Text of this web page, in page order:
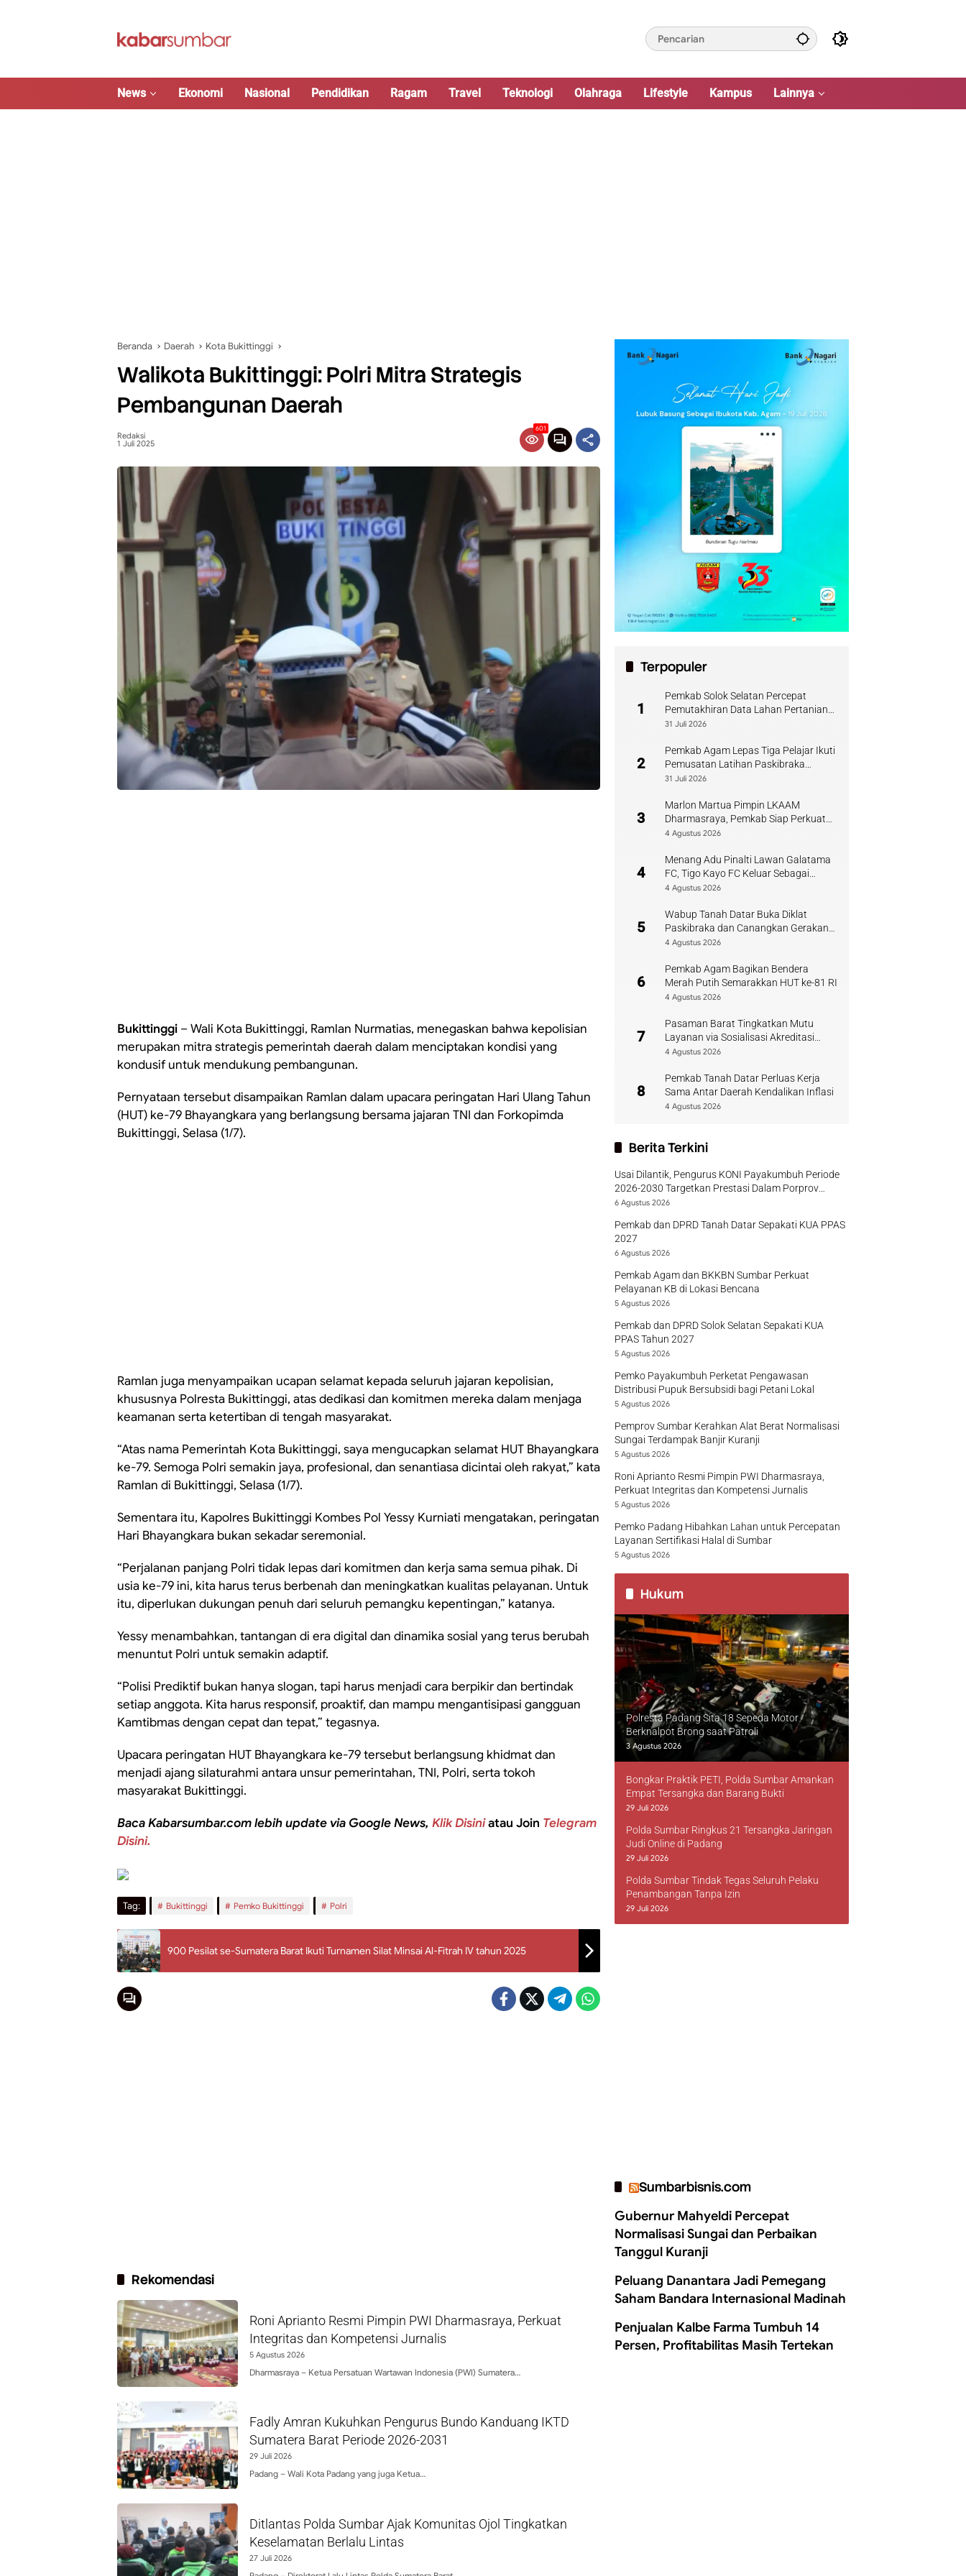
News Ekonomi Nasional Pendidikan Ragam Travel Teknologi Olahraga Lifestyle Kampus Lainnya
Beranda Daerah Kota Bukittinggi
Walikota Bukittinggi: Polri Mitra Strategis
Pembangunan Daerah
Redaksi
1 Juli 2025
601
Bukittinggi – Wali Kota Bukittinggi, Ramlan Nurmatias, menegaskan bahwa kepolisian
merupakan mitra strategis pemerintah daerah dalam menciptakan kondisi yang
kondusif untuk mendukung pembangunan.
Pernyataan tersebut disampaikan Ramlan dalam upacara peringatan Hari Ulang Tahun
(HUT) ke-79 Bhayangkara yang berlangsung bersama jajaran TNI dan Forkopimda
Bukittinggi, Selasa (1/7).
Ramlan juga menyampaikan ucapan selamat kepada seluruh jajaran kepolisian,
khususnya Polresta Bukittinggi, atas dedikasi dan komitmen mereka dalam menjaga
keamanan serta ketertiban di tengah masyarakat.
“Atas nama Pemerintah Kota Bukittinggi, saya mengucapkan selamat HUT Bhayangkara
ke-79. Semoga Polri semakin jaya, profesional, dan senantiasa dicintai oleh rakyat,” kata
Ramlan di Bukittinggi, Selasa (1/7).
Sementara itu, Kapolres Bukittinggi Kombes Pol Yessy Kurniati mengatakan, peringatan
Hari Bhayangkara bukan sekadar seremonial.
“Perjalanan panjang Polri tidak lepas dari komitmen dan kerja sama semua pihak. Di
usia ke-79 ini, kita harus terus berbenah dan meningkatkan kualitas pelayanan. Untuk
itu, diperlukan dukungan penuh dari seluruh pemangku kepentingan,” katanya.
Yessy menambahkan, tantangan di era digital dan dinamika sosial yang terus berubah
menuntut Polri untuk semakin adaptif.
“Polisi Prediktif bukan hanya slogan, tapi harus menjadi cara berpikir dan bertindak
setiap anggota. Kita harus responsif, proaktif, dan mampu mengantisipasi gangguan
Kamtibmas dengan cepat dan tepat,” tegasnya.
Upacara peringatan HUT Bhayangkara ke-79 tersebut berlangsung khidmat dan
menjadi ajang silaturahmi antara unsur pemerintahan, TNI, Polri, serta tokoh
masyarakat Bukittinggi.
Baca Kabarsumbar.com lebih update via Google News, Klik Disiniatau Join Telegram
Disini.
Tag: Bukittinggi Pemko Bukittinggi Polri
900 Pesilat se-Sumatera Barat Ikuti Turnamen Silat Minsai Al-Fitrah IV tahun 2025
Rekomendasi
Roni Aprianto Resmi Pimpin PWI Dharmasraya, Perkuat
Integritas dan Kompetensi Jurnalis
5 Agustus 2026
Dharmasraya – Ketua Persatuan Wartawan Indonesia (PWI) Sumatera…
Fadly Amran Kukuhkan Pengurus Bundo Kanduang IKTD
Sumatera Barat Periode 2026-2031
29 Juli 2026
Padang – Wali Kota Padang yang juga Ketua…
Ditlantas Polda Sumbar Ajak Komunitas Ojol Tingkatkan
Keselamatan Berlalu Lintas
27 Juli 2026
Terpopuler
1
Pemkab Solok Selatan Percepat
Pemutakhiran Data Lahan Pertanian
Pangan Berkelanjutan
31 Juli 2026
2
Pemkab Agam Lepas Tiga Pelajar Ikuti
Pemusatan Latihan Paskibraka
Sumbar
31 Juli 2026
3
Marlon Martua Pimpin LKAAM
Dharmasraya, Pemkab Siap Perkuat
Sinergi Adat
4 Agustus 2026
4
Menang Adu Pinalti Lawan Galatama
FC, Tigo Kayo FC Keluar Sebagai
Juara Piala Walikota Payakumbuh
4 Agustus 2026
5
Wabup Tanah Datar Buka Diklat
Paskibraka dan Canangkan Gerakan
Bendera
4 Agustus 2026
6
Pemkab Agam Bagikan Bendera
Merah Putih Semarakkan HUT ke-81 RI
4 Agustus 2026
7
Pasaman Barat Tingkatkan Mutu
Layanan via Sosialisasi Akreditasi
Perpustakaan 2026
4 Agustus 2026
8
Pemkab Tanah Datar Perluas Kerja
Sama Antar Daerah Kendalikan Inflasi
4 Agustus 2026
Berita Terkini
Usai Dilantik, Pengurus KONI Payakumbuh Periode
2026-2030 Targetkan Prestasi Dalam Porprov
Sumbar
6 Agustus 2026
Pemkab dan DPRD Tanah Datar Sepakati KUA PPAS
2027
6 Agustus 2026
Pemkab Agam dan BKKBN Sumbar Perkuat
Pelayanan KB di Lokasi Bencana
5 Agustus 2026
Pemkab dan DPRD Solok Selatan Sepakati KUA
PPAS Tahun 2027
5 Agustus 2026
Pemko Payakumbuh Perketat Pengawasan
Distribusi Pupuk Bersubsidi bagi Petani Lokal
5 Agustus 2026
Pemprov Sumbar Kerahkan Alat Berat Normalisasi
Sungai Terdampak Banjir Kuranji
5 Agustus 2026
Roni Aprianto Resmi Pimpin PWI Dharmasraya,
Perkuat Integritas dan Kompetensi Jurnalis
5 Agustus 2026
Pemko Padang Hibahkan Lahan untuk Percepatan
Layanan Sertifikasi Halal di Sumbar
5 Agustus 2026
Hukum
Polresta Padang Sita 18 Sepeda Motor
Berknalpot Brong saat Patroli
3 Agustus 2026
Bongkar Praktik PETI, Polda Sumbar Amankan
Empat Tersangka dan Barang Bukti
29 Juli 2026
Polda Sumbar Ringkus 21 Tersangka Jaringan
Judi Online di Padang
29 Juli 2026
Polda Sumbar Tindak Tegas Seluruh Pelaku
Penambangan Tanpa Izin
29 Juli 2026
Sumbarbisnis.com
Gubernur Mahyeldi Percepat
Normalisasi Sungai dan Perbaikan
Tanggul Kuranji
Peluang Danantara Jadi Pemegang
Saham Bandara Internasional Madinah
Penjualan Kalbe Farma Tumbuh 14
Persen, Profitabilitas Masih Tertekan